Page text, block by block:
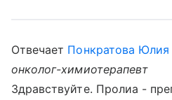
Отвечает Понкратова Юлия
онколог-химиотерапевт
Здравствуйте. Пролиа -